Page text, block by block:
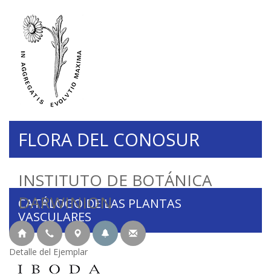
INSTITUTO DE BOTÁNICA
DARWINION
FLORA DEL CONOSUR
CATÁLOGO DE LAS PLANTAS
VASCULARES
Detalle del Ejemplar